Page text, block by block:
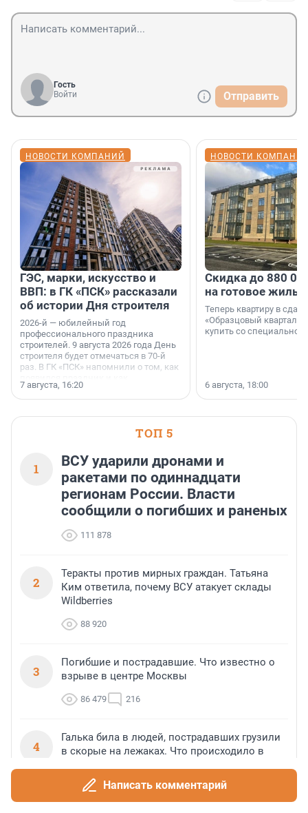
Гость
Войти
Отправить
НОВОСТИ КОМПАНИЙ
ГЭС, марки, искусство и
ВВП: в ГК «ПСК» рассказали
об истории Дня строителя
2026-й — юбилейный год
профессионального праздника
строителей. 9 августа 2026 года День
строителя будет отмечаться в 70-й
раз. В ГК «ПСК» напомнили о том, как
поменялась роль строительства.
7 августа, 16:20
НОВОСТИ
Скидка до 880
на готовое
Теперь квартиру в
«Образцовый квартал
купить со специальной
6 августа, 18:00
ТОП 5
1
ВСУ ударили дронами и
ракетами по одиннадцати
регионам России. Власти
сообщили о погибших и раненых
111 878
2
Теракты против мирных граждан. Татьяна
Ким ответила, почему ВСУ атакует склады
Wildberries
88 920
3
Погибшие и пострадавшие. Что известно о
взрыве в центре Москвы
86 479 216
4
Галька била в людей, пострадавших грузили
в скорые на лежаках. Что происходило в
80 498Написать комментарий